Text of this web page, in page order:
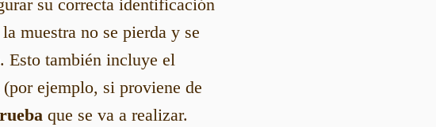
su correcta identificación
muestra no se pierda y se
Esto también incluye el
(por ejemplo, si proviene de
que se va a realizar.